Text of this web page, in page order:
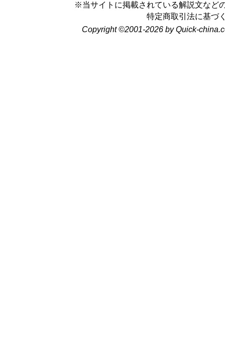
※当サイトに掲載されている解説文など
特定商取引法に基づ
Copyright ©2001-2026 by Quick-